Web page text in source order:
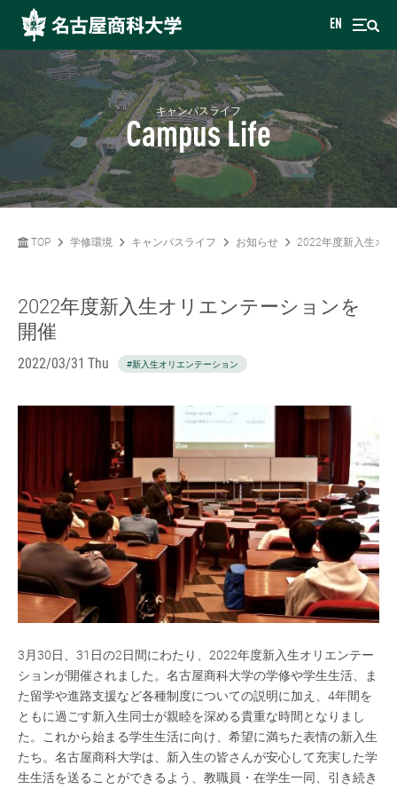
EN
キャンパスライフ
Campus Life
TOP 学修環境 キャンパスライフ お知らせ 2022年度新入生オ
2022年度新入生オリエンテーションを
開催
2022/03/31 Thu #新入生オリエンテーション
3月30日、31日の2日間にわたり、2022年度新入生オリエンテー
ションが開催されました。名古屋商科大学の学修や学生生活、ま
た留学や進路支援など各種制度についての説明に加え、4年間を
ともに過ごす新入生同士が親睦を深める貴重な時間となりまし
た。これから始まる学生生活に向け、希望に満ちた表情の新入生
たち。名古屋商科大学は、新入生の皆さんが安心して充実した学
生生活を送ることができるよう、教職員・在学生一同、引き続き